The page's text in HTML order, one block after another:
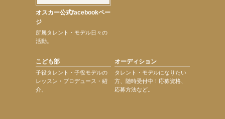
オスカー公式facebookペー
ジ
所属タレント・モデル日々の
活動。
こども部
子役タレント・子役モデルの
レッスン・プロデュース・紹
介。
オーディション
タレント・モデルになりたい
方、随時受付中！応募資格、
応募方法など。